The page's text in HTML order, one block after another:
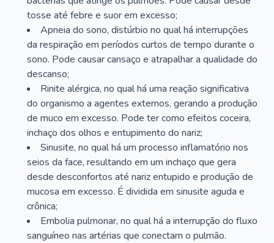
tosse até febre e suor em excesso;
Apneia do sono, distúrbio no qual há interrupções
da respiração em períodos curtos de tempo durante o
sono. Pode causar cansaço e atrapalhar a qualidade do
descanso;
Rinite alérgica, no qual há uma reação significativa
do organismo a agentes externos, gerando a produção
de muco em excesso. Pode ter como efeitos coceira,
inchaço dos olhos e entupimento do nariz;
Sinusite, no qual há um processo inflamatório nos
seios da face, resultando em um inchaço que gera
desde desconfortos até nariz entupido e produção de
mucosa em excesso. É dividida em sinusite aguda e
crônica;
Embolia pulmonar, no qual há a interrupção do fluxo
sanguíneo nas artérias que conectam o pulmão.